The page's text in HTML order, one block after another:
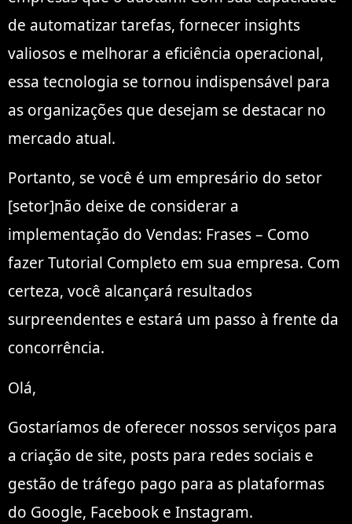
de automatizar tarefas, fornecer insights
valiosos e melhorar a eficiência operacional,
essa tecnologia se tornou indispensável para
as organizações que desejam se destacar no
mercado atual.
Portanto, se você é um empresário do setor
[setor]não deixe de considerar a
implementação do Vendas: Frases – Como
fazer Tutorial Completo em sua empresa. Com
certeza, você alcançará resultados
surpreendentes e estará um passo à frente da
concorrência.
Olá,
Gostaríamos de oferecer nossos serviços para
a criação de site, posts para redes sociais e
gestão de tráfego pago para as plataformas
do Google, Facebook e Instagram.